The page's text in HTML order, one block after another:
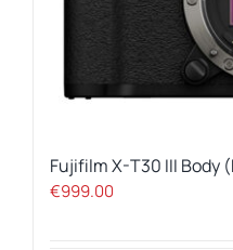
Fujifilm X-T30 III Body
€999.00